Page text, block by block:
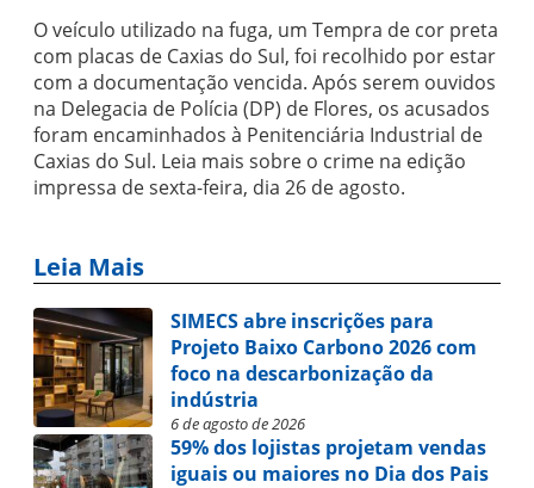
O veículo utilizado na fuga, um Tempra de cor preta
com placas de Caxias do Sul, foi recolhido por estar
com a documentação vencida. Após serem ouvidos
na Delegacia de Polícia (DP) de Flores, os acusados
foram encaminhados à Penitenciária Industrial de
Caxias do Sul. Leia mais sobre o crime na edição
impressa de sexta-feira, dia 26 de agosto.
Leia Mais
SIMECS abre inscrições para
Projeto Baixo Carbono 2026 com
foco na descarbonização da
indústria
6 de agosto de 2026
59% dos lojistas projetam vendas
iguais ou maiores no Dia dos Pais